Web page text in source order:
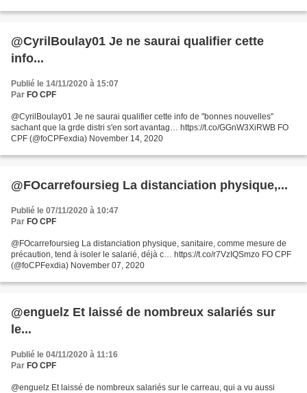
@CyrilBoulay01 Je ne saurai qualifier cette
info...
Publié le 14/11/2020 à 15:07
Par FO CPF
@CyrilBoulay01 Je ne saurai qualifier cette info de "bonnes nouvelles"
sachant que la grde distri s'en sort avantag… https://t.co/GGnW3XiRWB FO
CPF (@foCPFexdia) November 14, 2020
@FOcarrefoursieg La distanciation physique,...
Publié le 07/11/2020 à 10:47
Par FO CPF
@FOcarrefoursieg La distanciation physique, sanitaire, comme mesure de
précaution, tend à isoler le salarié, déjà c… https://t.co/r7VzIQSmzo FO CPF
(@foCPFexdia) November 07, 2020
@enguelz Et laissé de nombreux salariés sur
le...
Publié le 04/11/2020 à 11:16
Par FO CPF
@enguelz Et laissé de nombreux salariés sur le carreau, qui a vu aussi